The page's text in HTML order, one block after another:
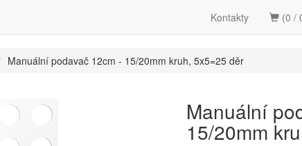
Kontakty (0 /
Manuální podavač 12cm - 15/20mm kruh, 5x5=25 děr
Manuální
15/20mm